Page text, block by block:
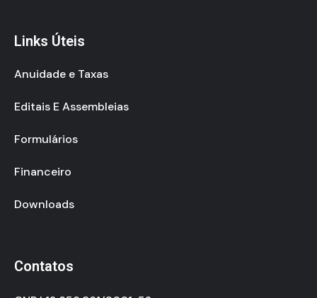
Links Úteis
Anuidade e Taxas
Editais E Assembleias
Formulários
Financeiro
Downloads
Contatos